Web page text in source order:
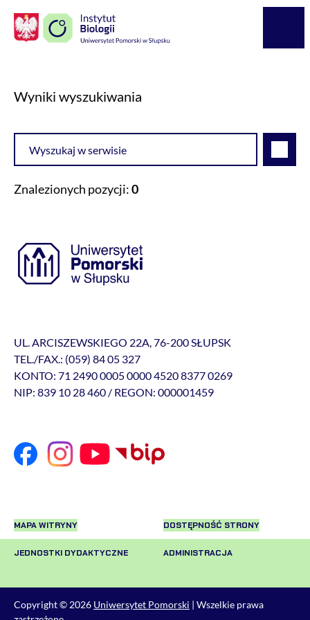
Wyniki wyszukiwania
Szukaj
Znalezionych pozycji:0
UL. ARCISZEWSKIEGO 22A, 76-200 SŁUPSK
TEL./FAX.: (059) 84 05 327
KONTO: 71 2490 0005 0000 4520 8377 0269
NIP: 839 10 28 460 / REGON: 000001459
MAPA WITRYNY DOSTĘPNOŚĆ STRONY
JEDNOSTKI DYDAKTYCZNE ADMINISTRACJA
Copyright © 2026 Uniwersytet Pomorski | Wszelkie prawa